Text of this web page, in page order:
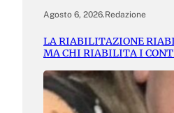
Agosto 6, 2026.Redazione
LA RIABILITAZIONE
MA CHI RIABILITA I